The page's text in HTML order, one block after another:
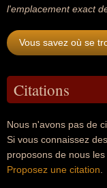
l'emplacement exact
Vous savez où se
Citations
Nous n'avons pas de
Si vous connaissez
proposons de nous les
Proposez une citation